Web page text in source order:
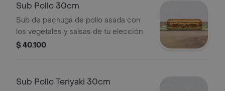
Sub Pollo 30cm
Sub de pechuga de pollo asada con
los vegetales y salsas de tu elección
$ 40.100
Sub Pollo Teriyaki 30cm